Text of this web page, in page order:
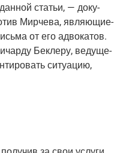
ста­тьи, — доку­
Мир­че­ва, явля­ю­щи­е­
от его адво­ка­тов.
Бекле­ру, веду­ще­
ситу­а­цию,